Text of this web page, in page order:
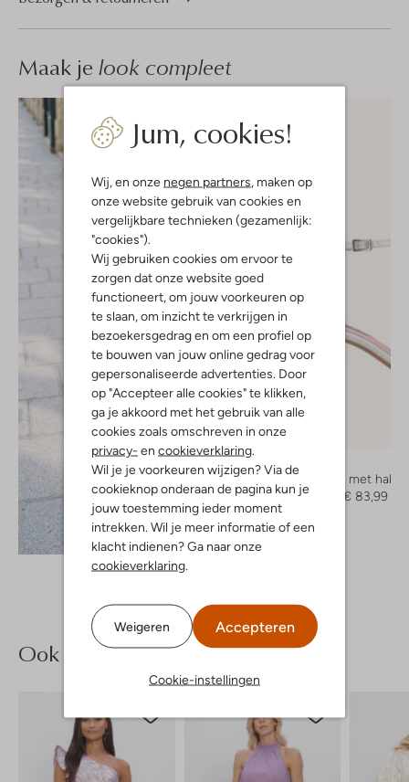
Jum, cookies!
Wij, en onze negen partners, maken op
onze website gebruik van cookies en
vergelijkbare technieken (gezamenlijk:
"cookies").
Wij gebruiken cookies om ervoor te
zorgen dat onze website goed
functioneert, om jouw voorkeuren op
te slaan, om inzicht te verkrijgen in
bezoekersgedrag en om een profiel op
te bouwen van jouw online gedrag voor
gepersonaliseerde advertenties. Door
op "Accepteer alle cookies" te klikken,
ga je akkoord met het gebruik van alle
cookies zoals omschreven in onze
privacy- en cookieverklaring.
Wil je je voorkeuren wijzigen? Via de
cookieknop onderaan de pagina kun je
jouw toestemming ieder moment
intrekken. Wil je meer informatie of een
klacht indienen? Ga naar onze
cookieverklaring.
Weigeren Accepteren
Cookie-instellingen
Maak je look compleet
Ontdek de look
Notre-V
Sandalen met hak
€ 119,99
€ 83,99
Ook iets voor jou?